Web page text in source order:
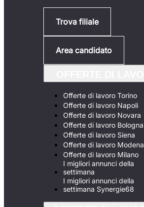
Trova filiale
Area candidato
Offerte di lavoro Torino
Offerte di lavoro Napoli
Offerte di lavoro Novara
Offerte di lavoro Bologna
Offerte di lavoro Siena
Offerte di lavoro Modena
Offerte di lavoro Milano
I migliori annunci della
settimana
I migliori annunci della
settimana Synergie68